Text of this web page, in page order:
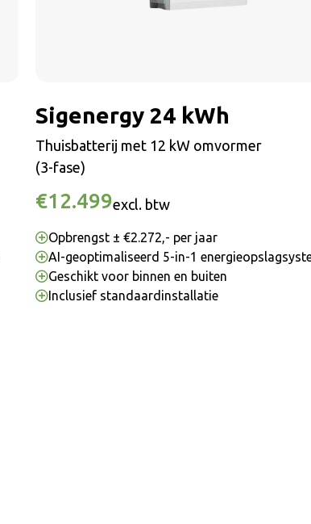
Sigenergy 24 kWh
Thuisbatterij met 12 kW omvormer
(3-fase)
€12.499excl. btw
Opbrengst ± €2.272,- per jaar
AI-geoptimaliseerd 5-in-1
Geschikt voor binnen en buiten
Inclusief standaardinstallatie